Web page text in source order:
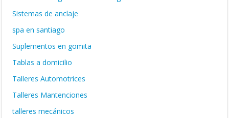
Sistemas de anclaje
spa en santiago
Suplementos en gomita
Tablas a domicilio
Talleres Automotrices
Talleres Mantenciones
talleres mecánicos